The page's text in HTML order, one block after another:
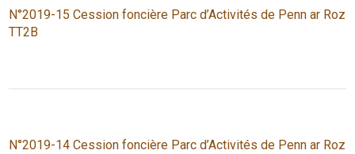
N°2019-15 Cession foncière Parc d’Activités de Penn ar Roz
TT2B
N°2019-14 Cession foncière Parc d’Activités de Penn ar Roz